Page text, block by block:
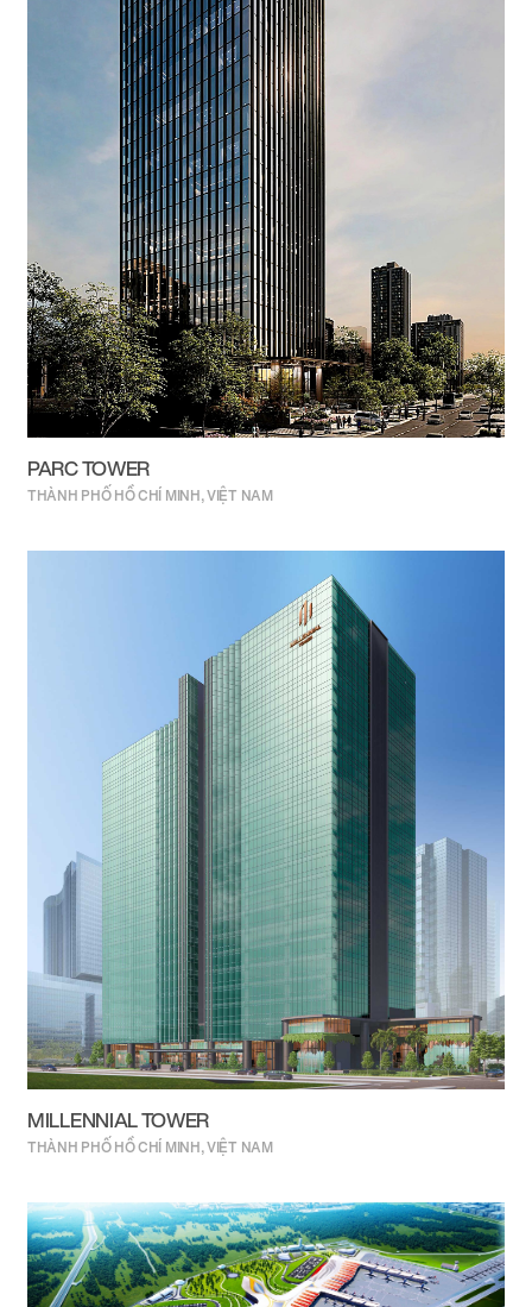
PARC TOWER
THÀNH PHỐ HỒ CHÍ MINH, VIỆT NAM
MILLENNIAL TOWER
THÀNH PHỐ HỒ CHÍ MINH, VIỆT NAM